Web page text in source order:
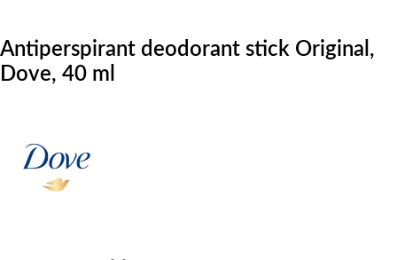
Antiperspirant deodorant stick Original,
Dove, 40 ml